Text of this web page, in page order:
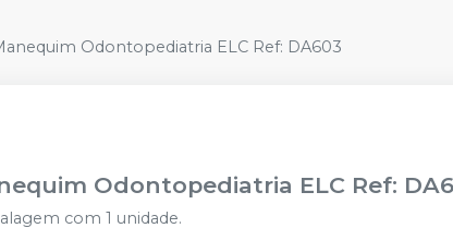
Odontopediatria ELC Ref: DA603
Odontopediatria ELC Ref:
com 1 unidade.